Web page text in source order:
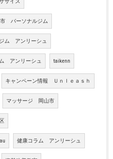
市 パーソナルジム
ム アンリーシュ
アンリーシュ taikenn
キャンペーン情報 Ｕｎｌｅａｓｈ
マッサージ 岡山市
健康コラム アンリーシュ